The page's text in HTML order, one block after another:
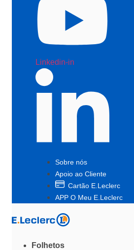
Linkedin-in
Sobre nós
Apoio ao Cliente
Cartão E.Leclerc
APP O Meu E.Leclerc
Folhetos